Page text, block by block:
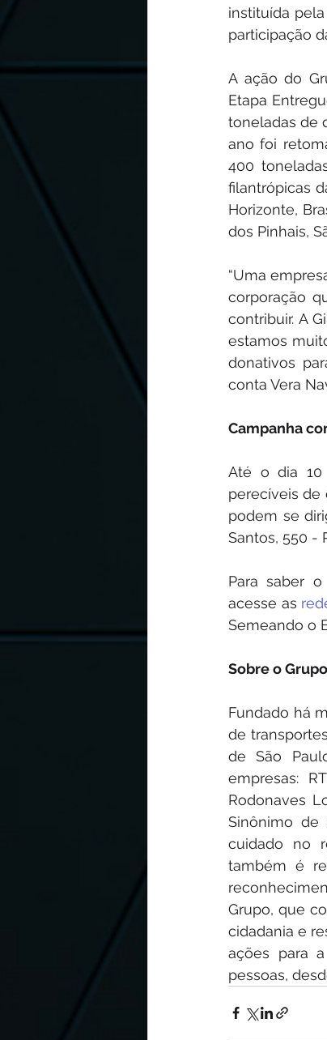
instituída
participação
A ação do
Etapa
toneladas de
ano foi
400
filantrópicas
Horizonte,
dos Pinhais,
“Uma
corporação
contribuir. A
estamos
donativos
conta Vera
Campanha
Até o dia 10
perecíveis de
podem se
Santos, 550 -
Para saber
acesse as
Semeando o
Sobre o
Fundado há
de
de São
empresas:
Rodonaves
Sinônimo de
cuidado no
também é
Grupo, que
cidadania e
ações para
pessoas,